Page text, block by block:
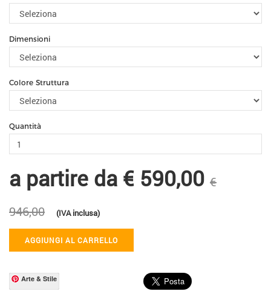
Dimensioni
Colore Struttura
Quantità
a partire da € 590,00 €
946,00
(IVA inclusa)
AGGIUNGI AL CARRELLO
Arte & Stile